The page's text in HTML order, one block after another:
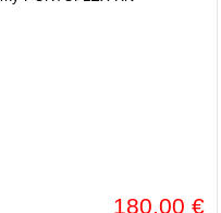
180,00 €